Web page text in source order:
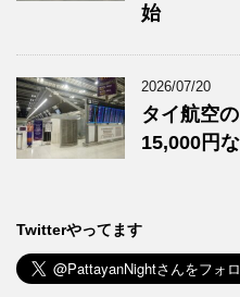
始
2026/07/20
タイ航空
15,000円
Twitterやってます